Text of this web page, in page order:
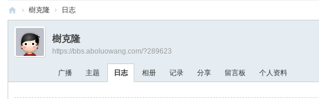
索
阿
罗
› 樹克隆 › 日志
樹克隆
https://bbs.aboluowang.com/?289623
广播 主题 日志 相册 记录 分享 留言板 个人资料